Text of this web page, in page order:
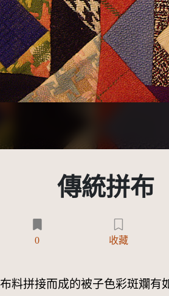
性 3.0 台灣及其後版本(CC BY-NC 3.0 TW +)
傳統拼布
0 收藏
料拼接而成的被子色彩斑斕